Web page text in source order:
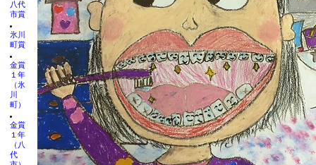
八代
市賞
氷川
町賞
金賞
１年
（氷
川
町）
金賞
１年
（八
代